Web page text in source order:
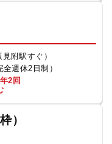
附駅すぐ）
週休2日制）
2回
）